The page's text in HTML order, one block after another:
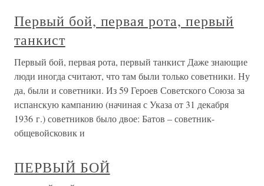
Первый бой, первая рота, первый
танкист
Первый бой, первая рота, первый танкист Даже знающие
люди иногда считают, что там были только советники. Ну
да, были и советники. Из 59 Героев Советского Союза за
испанскую кампанию (начиная с Указа от 31 декабря
1936 г.) советников было двое: Батов – советник-
общевойсковик и
ПЕРВЫЙ БОЙ